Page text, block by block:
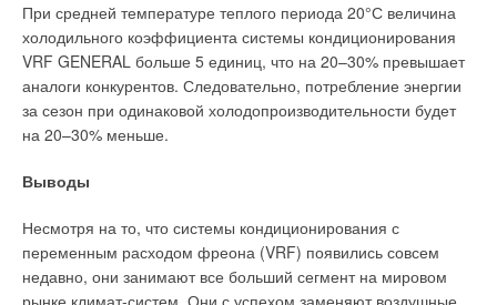
При средней температуре теплого периода 20°С величина
холодильного коэффициента системы кондиционирования
VRF GENERAL больше 5 единиц, что на 20–30% превышает
аналоги конкурентов. Следовательно, потребление энергии
за сезон при одинаковой холодопроизводительности будет
на 20–30% меньше.
Выводы
Несмотря на то, что системы кондиционирования с
переменным расходом фреона (VRF) появились совсем
недавно, они занимают все больший сегмент на мировом
«день/ночь» и «выходной день», при этом регулятор должен
обеспечивать выход из режима «ночь» с учетом
температуры наружного воздуха, что будет определять
степень экономии тепловой энергии.
Во-вторых, основной трудностью для потребителя
температурный график,
температуре теплоносителя в подающем трубопроводе
системы отопления. Проблема состоит в том, что
температурные графики, выдаваемые ТСО потребителям,